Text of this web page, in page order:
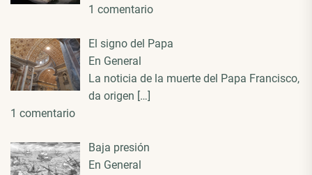
1 comentario
El signo del Papa
En General
La noticia de la muerte del Papa Francisco,
da origen […]
1 comentario
Baja presión
En General